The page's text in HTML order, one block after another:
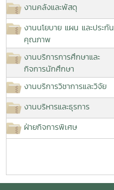
งานคลังและพัสดุ
งานนโยบาย แผน และประกัน
คุณภาพ
งานบริการการศึกษาและ
กิจการนักศึกษา
งานบริการวิชาการและวิจัย
งานบริหารและธุรการ
ฝ่ายกิจการพิเศษ